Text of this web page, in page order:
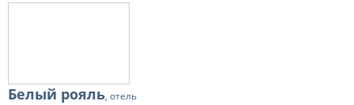
Белый рояль, отель